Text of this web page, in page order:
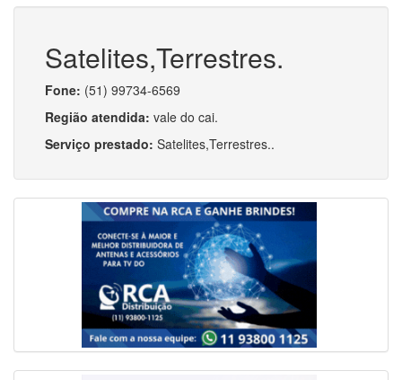
Satelites,Terrestres.
Fone: (51) 99734-6569
Região atendida: vale do cai.
Serviço prestado: Satelites,Terrestres..